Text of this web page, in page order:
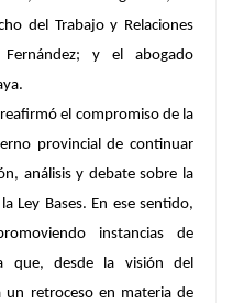
del Trabajo y Relaciones
Fernández; y el abogado
el compromiso de la
provincial de continuar
análisis y debate sobre la
Ley Bases. En ese sentido,
instancias de
que, desde la visión del
un retroceso en materia de